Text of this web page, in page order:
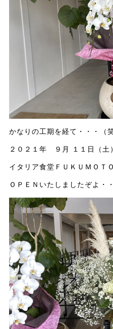
かなりの工期を経て・・・（笑
２０２１年 ９月 １１日（土）
イタリア食堂ＦＵＫＵＭＯＴＯ
ＯＰＥＮいたしましたぞよ・